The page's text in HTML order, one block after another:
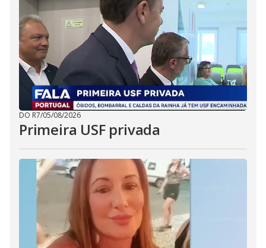
DO R7/05/08/2026
Primeira USF privada